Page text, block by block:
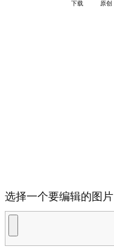
下载 原创
选择一个要编辑的图片